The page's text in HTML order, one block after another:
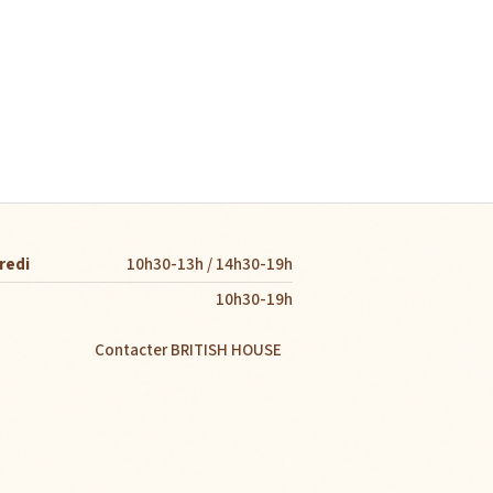
10h30-13h / 14h30-19h
10h30-19h
Contacter BRITISH HOUSE